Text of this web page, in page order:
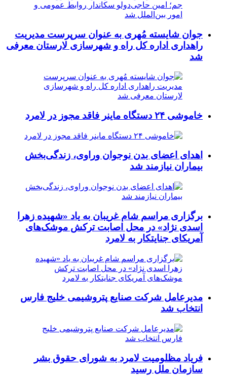
جوان شایسته مُهری به عنوان سرپرست مدیریت
راهداری اداره کل راه و شهرسازی لارستان معرفی
شد
خاموشی ۲۴ دستگاه ماینر فاقد مجوز در لامرد
اهدای اعضای بدن نوجوان وراوی، زندگی‌بخش
بیماران نیازمند شد
برگزاری مراسم شام غریبان به یاد «شهیده زهرا
اسدی نژاد» در محل اصابت ترکش موشک‌های
آمریکای جنایتکار به لامرد
مدیرعامل شرکت صنایع پتروشیمی خلیج فارس
انتخاب شد
فریاد مظلومیت لامرد به شورای حقوق بشر
سازمان ملل رسید